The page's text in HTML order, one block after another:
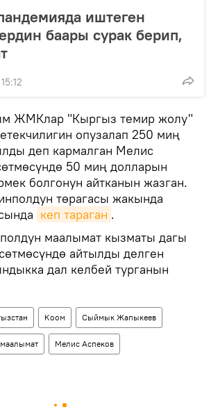
иштеген
баары сурак берип,
ЖМКлар "Кыргыз темир жолу"
опузалап 250 миң
деп кармалган Мелис
50 миң долларын
болгонун айтканын жазган.
төрагасы жакында
кеп тараган .
маалымат кызматы дагы
айтылды делген
дал келбей турганын
Коом Сыймык Жапыкеев
Мелис Аспеков